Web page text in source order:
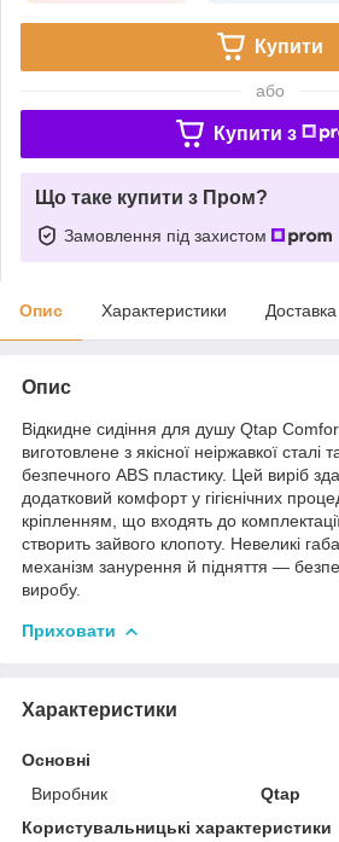
Купити
або
Купити з
Що таке купити з Пром?
Замовлення під захистом
Опис Характеристики Доставка
Опис
Відкидне сидіння для душу Qtap
виготовлене з якісної неіржавкої сталі
безпечного ABS пластику. Цей виріб
додатковий комфорт у гігієнічних
кріпленням, що входять до
створить зайвого клопоту. Невеликі
механізм занурення й підняття —
виробу.
Приховати
Характеристики
Основні
Виробник
Qtap
Користувальницькі характеристики